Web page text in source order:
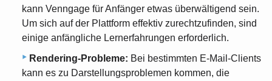
kann Venngage für Anfänger etwas überwältigend sein.
Um sich auf der Plattform effektiv zurechtzufinden, sind
einige anfängliche Lernerfahrungen erforderlich.
Rendering-Probleme: Bei bestimmten E-Mail-Clients
kann es zu Darstellungsproblemen kommen, die